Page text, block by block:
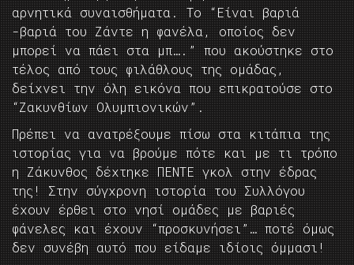
αρνητικά συναισθήματα. Το “Είναι βαριά
-βαριά του Ζάντε η φανέλα, οποίος δεν
μπορεί να πάει στα μπ….” που ακούστηκε στο
τέλος από τους φιλάθλους της ομάδας,
δείχνει την όλη εικόνα που επικρατούσε στο
“Ζακυνθίων Ολυμπιονικών”.
Πρέπει να ανατρέξουμε πίσω στα κιτάπια της
ιστορίας για να βρούμε πότε και με τι τρόπο
η Ζάκυνθος δέχτηκε ΠΕΝΤΕ γκολ στην έδρας
της! Στην σύγχρονη ιστορία του Συλλόγου
έχουν έρθει στο νησί ομάδες με βαριές
φάνελες και έχουν “προσκυνήσει”… ποτέ όμως
δεν συνέβη αυτό που είδαμε ιδίοις όμμασι!